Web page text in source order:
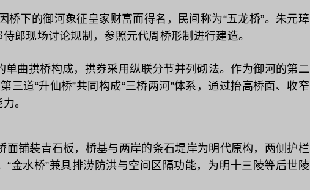
桥下的御河象征皇家财富而得名，民间称为“五龙桥”‌‌。朱元璋
郎现场讨论规制，参照元代周桥形制进行建造。
单曲拱桥构成，拱券采用纵联分节并列砌法。作为御河的第二
三道“升仙桥”共同构成“三桥两河”体系，通过抬高桥面、收窄
。
面铺装青石板，桥基与两岸的条石堤岸为‌明代原构‌，两侧护栏
“金水桥”兼具排涝防洪与空间区隔功能，为明十三陵等后世陵